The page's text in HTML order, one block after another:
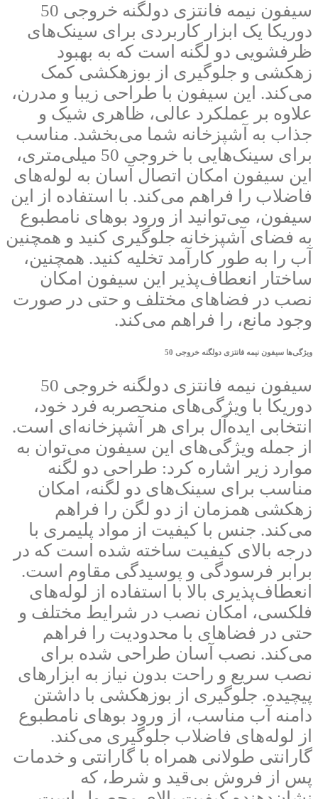
سیفون نیمه فانتزی دولگنه خروجی 50
دوریکا یک ابزار کاربردی برای سینک‌های
ظرفشویی دو لگنه است که به بهبود
زهکشی و جلوگیری از بوزهکشی کمک
می‌کند. این سیفون با طراحی زیبا و مدرن،
علاوه بر عملکرد عالی، ظاهری شیک و
جذاب به آشپزخانه شما می‌بخشد. مناسب
برای سینک‌هایی با خروجی 50 میلی‌متری،
این سیفون امکان اتصال آسان به لوله‌های
فاضلاب را فراهم می‌کند. با استفاده از این
سیفون، می‌توانید از ورود بوهای نامطبوع
به فضای آشپزخانه جلوگیری کنید و همچنین
آب را به طور کارآمد تخلیه کنید. همچنین،
ساختار انعطاف‌پذیر این سیفون امکان
نصب در فضاهای مختلف و حتی در صورت
وجود مانع، را فراهم می‌کند.
ویژگی‌ها سیفون نیمه فانتزی دولگنه خروجی 50
سیفون نیمه فانتزی دولگنه خروجی 50
دوریکا با ویژگی‌های منحصربه‌ فرد خود،
انتخابی ایده‌آل برای هر آشپزخانه‌ای است.
از جمله ویژگی‌های این سیفون می‌توان به
موارد زیر اشاره کرد: طراحی دو لگنه
مناسب برای سینک‌های دو لگنه، امکان
زهکشی همزمان از دو لگن را فراهم
می‌کند. جنس با کیفیت از مواد پلیمری با
درجه بالای کیفیت ساخته شده است که در
برابر فرسودگی و پوسیدگی مقاوم است.
انعطاف‌پذیری بالا با استفاده از لوله‌های
فلکسی، امکان نصب در شرایط مختلف و
حتی در فضاهای با محدودیت را فراهم
می‌کند. نصب آسان طراحی شده برای
نصب سریع و راحت بدون نیاز به ابزارهای
پیچیده. جلوگیری از بوزهکشی با داشتن
دامنه آب مناسب، از ورود بوهای نامطبوع
از لوله‌های فاضلاب جلوگیری می‌کند.
گارانتی طولانی همراه با گارانتی و خدمات
پس از فروش بی‌قید و شرط، که